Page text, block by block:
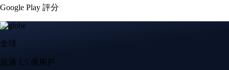
Google Play 評分
全球
超過 1.5 億用戶